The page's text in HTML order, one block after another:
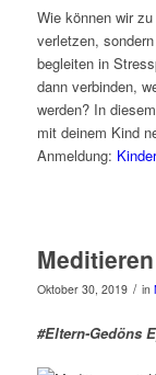
Wie können wir
verletzen,
begleiten in
dann verbinden,
werden? In
mit deinem Kind
Anmeldung:
Oktober 30, 2019 / in
#Eltern-Gedöns